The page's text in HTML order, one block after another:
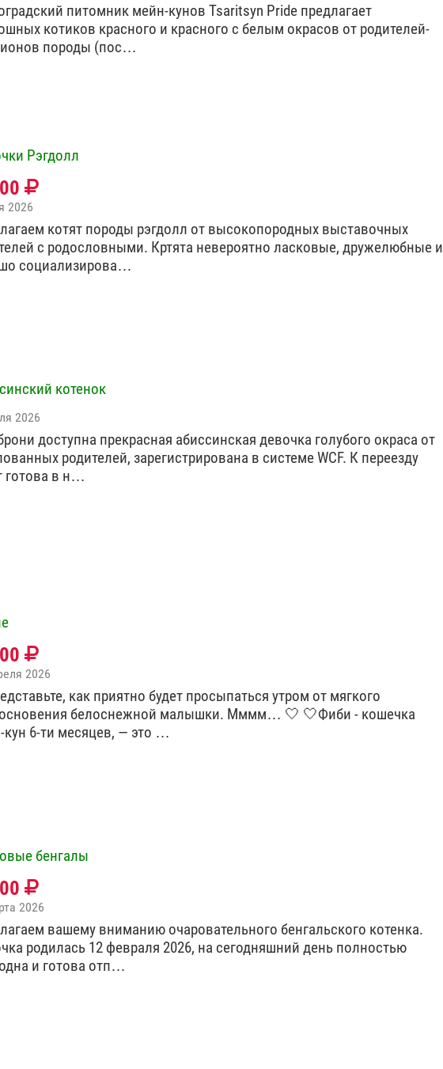
питомник мейн-кунов Tsaritsyn Pride предлагает
котиков красного и красного с белым окрасов от родителей-
породы (пос…
Рэгдолл
2026
котят породы рэгдолл от высокопородных выставочных
с родословными. Кртята невероятно ласковые, дружелюбные и
социализирова…
котенок
2026
доступна прекрасная абиссинская девочка голубого окраса от
родителей, зарегистрирована в системе WCF. К переезду
готова в н…
2026
как приятно будет просыпаться утром от мягкого
белоснежной малышки. Мммм… 🤍 🤍Фиби - кошечка
кун 6-ти месяцев, — это …
бенгалы
2026
вашему вниманию очаровательного бенгальского котенка.
родилась 12 февраля 2026, на сегодняшний день полностью
и готова отп…